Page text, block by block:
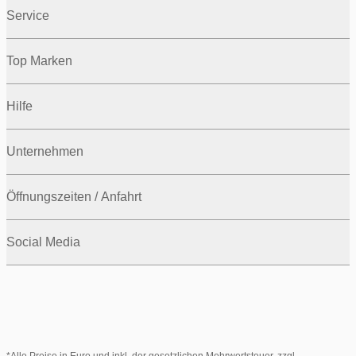
Service
Top Marken
Hilfe
Unternehmen
Öffnungszeiten / Anfahrt
Social Media